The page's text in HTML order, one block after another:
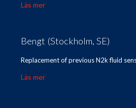
Läs mer
Bengt (Stockholm, SE)
Replacement of previous N2k fluid
Läs mer